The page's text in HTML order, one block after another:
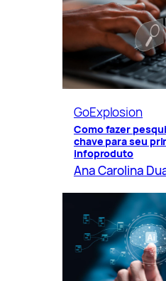
GoExplosion
Como fazer
chave para seu
infoproduto
Ana Carolina